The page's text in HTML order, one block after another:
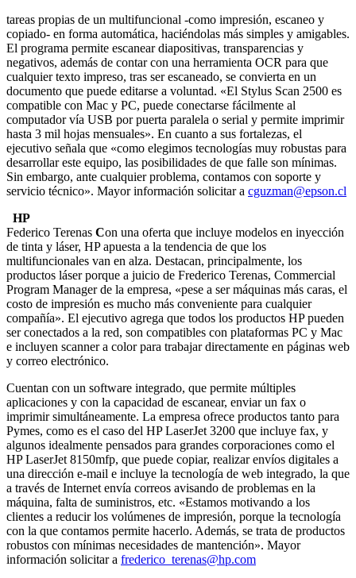
tareas propias de un multifuncional -como impresión, escaneo y
copiado- en forma automática, haciéndolas más simples y amigables.
El programa permite escanear diapositivas, transparencias y
negativos, además de contar con una herramienta OCR para que
cualquier texto impreso, tras ser escaneado, se convierta en un
documento que puede editarse a voluntad. «El Stylus Scan 2500 es
compatible con Mac y PC, puede conectarse fácilmente al
computador vía USB por puerta paralela o serial y permite imprimir
hasta 3 mil hojas mensuales». En cuanto a sus fortalezas, el
ejecutivo señala que «como elegimos tecnologías muy robustas para
desarrollar este equipo, las posibilidades de que falle son mínimas.
Sin embargo, ante cualquier problema, contamos con soporte y
servicio técnico». Mayor información solicitar a cguzman@epson.cl
HP
Federico Terenas Con una oferta que incluye modelos en inyección
de tinta y láser, HP apuesta a la tendencia de que los
multifuncionales van en alza. Destacan, principalmente, los
productos láser porque a juicio de Frederico Terenas, Commercial
Program Manager de la empresa, «pese a ser máquinas más caras, el
costo de impresión es mucho más conveniente para cualquier
compañía». El ejecutivo agrega que todos los productos HP pueden
ser conectados a la red, son compatibles con plataformas PC y Mac
e incluyen scanner a color para trabajar directamente en páginas web
y correo electrónico.
Cuentan con un software integrado, que permite múltiples
aplicaciones y con la capacidad de escanear, enviar un fax o
imprimir simultáneamente. La empresa ofrece productos tanto para
Pymes, como es el caso del HP LaserJet 3200 que incluye fax, y
algunos idealmente pensados para grandes corporaciones como el
HP LaserJet 8150mfp, que puede copiar, realizar envíos digitales a
una dirección e-mail e incluye la tecnología de web integrado, la que
a través de Internet envía correos avisando de problemas en la
máquina, falta de suministros, etc. «Estamos motivando a los
clientes a reducir los volúmenes de impresión, porque la tecnología
con la que contamos permite hacerlo. Además, se trata de productos
robustos con mínimas necesidades de mantención». Mayor
información solicitar a frederico_terenas@hp.com